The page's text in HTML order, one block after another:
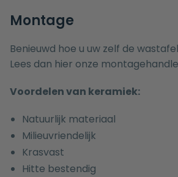
Montage
Benieuwd hoe u uw zelf de
Lees dan hier onze
Voordelen van keramiek:
Natuurlijk materiaal
Milieuvriendelijk
Krasvast
Hitte bestendig